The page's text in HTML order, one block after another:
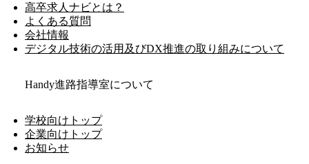
高卒求人ナビとは？
よくある質問
会社情報
デジタル技術の活用及びDX推進の取り組みについて
Handy進路指導室について
学校向けトップ
企業向けトップ
お知らせ